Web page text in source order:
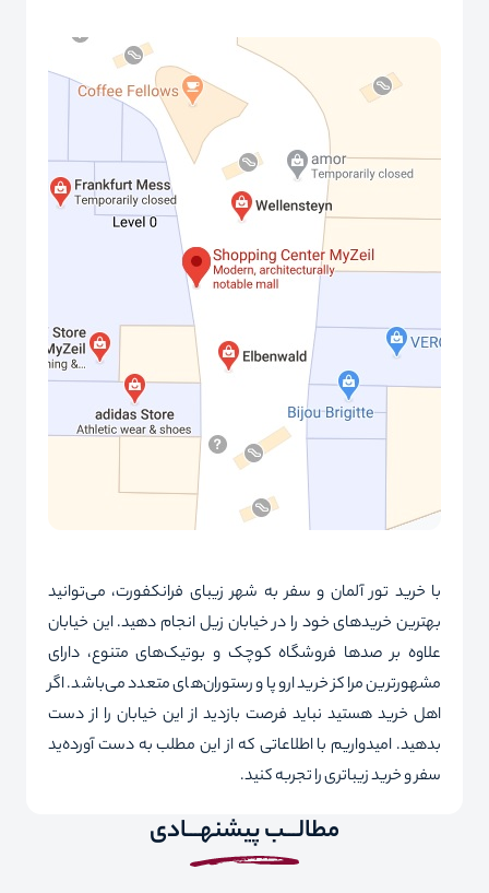
با خرید تور آلمان و سفر به شهر زیبای فرانکفورت، می‌توانید
بهترین خریدهای خود را در خیابان زیل انجام دهید. این خیابان
علاوه بر صدها فروشگاه کوچک و بوتیک‌های متنوع، دارای
مشهورترین مراکز خرید اروپا و رستوران‌های متعدد می‌باشد. اگر
اهل خرید هستید نباید فرصت بازدید از این خیابان را از دست
بدهید. امیدواریم با اطلاعاتی که از این مطلب به دست آورده‌ید
سفر و خرید زیباتری را تجربه کنید.
مطالـــب پیشنهـــادی